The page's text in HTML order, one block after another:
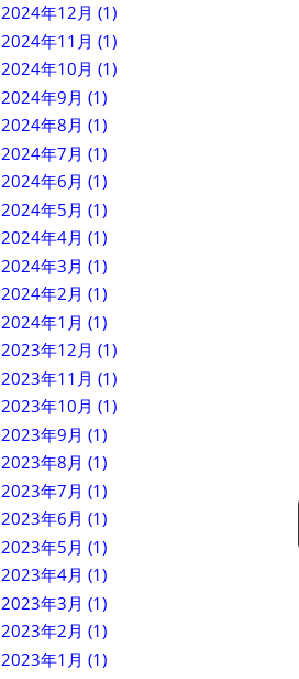
2024年12月 (1)
2024年11月 (1)
2024年10月 (1)
2024年9月 (1)
2024年8月 (1)
2024年7月 (1)
2024年6月 (1)
2024年5月 (1)
2024年4月 (1)
2024年3月 (1)
2024年2月 (1)
2024年1月 (1)
2023年12月 (1)
2023年11月 (1)
2023年10月 (1)
2023年9月 (1)
2023年8月 (1)
2023年7月 (1)
2023年6月 (1)
2023年5月 (1)
2023年4月 (1)
2023年3月 (1)
2023年2月 (1)
2023年1月 (1)